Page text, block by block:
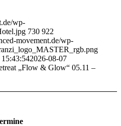
wp-
730 922
movement.de/wp-
2026-08-07
„Flow & Glow“ 05.11 –